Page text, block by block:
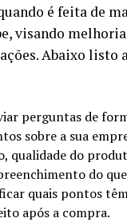
é feita de
visando
Abaixo listo
perguntas de
sobre a sua
qualidade do
do
quais pontos
após a compra.